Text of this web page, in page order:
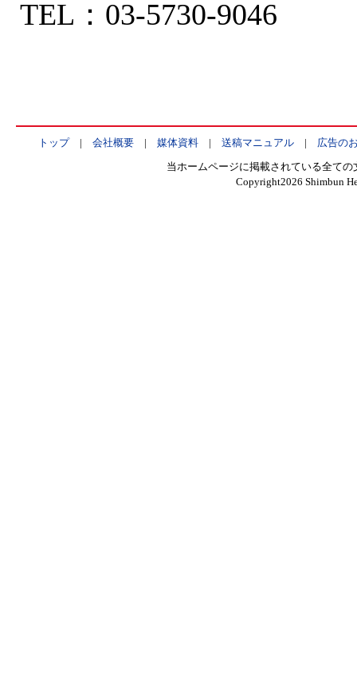
TEL：03-5730-9046
トップ| 会社概要| 媒体資料| 送稿マニュアル| 広告の
当ホームページに掲載されている全て
Copyright2026 Shimbun